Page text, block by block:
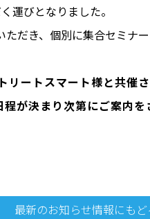
運びとなりました。
ただき、個別に集合セミナ
リートスマート様と共催
が決まり次第にご案内を
最新のお知らせ情報にもど